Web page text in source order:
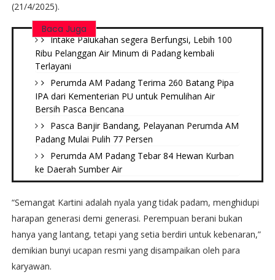
(21/4/2025).
Baca Juga
Intake Palukahan segera Berfungsi, Lebih 100
Ribu Pelanggan Air Minum di Padang kembali
Terlayani
Perumda AM Padang Terima 260 Batang Pipa
IPA dari Kementerian PU untuk Pemulihan Air
Bersih Pasca Bencana
Pasca Banjir Bandang, Pelayanan Perumda AM
Padang Mulai Pulih 77 Persen
Perumda AM Padang Tebar 84 Hewan Kurban
ke Daerah Sumber Air
“Semangat Kartini adalah nyala yang tidak padam, menghidupi
harapan generasi demi generasi. Perempuan berani bukan
hanya yang lantang, tetapi yang setia berdiri untuk kebenaran,”
demikian bunyi ucapan resmi yang disampaikan oleh para
karyawan.